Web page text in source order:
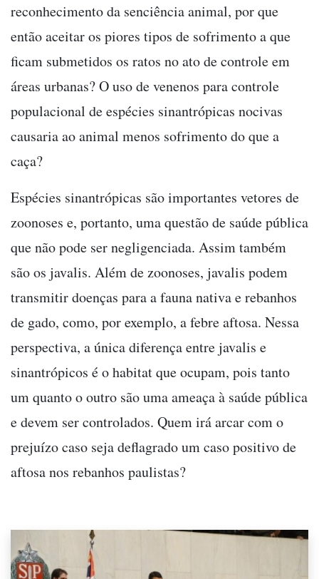
reconhecimento da senciência animal, por que
então aceitar os piores tipos de sofrimento a que
ficam submetidos os ratos no ato de controle em
áreas urbanas? O uso de venenos para controle
populacional de espécies sinantrópicas nocivas
causaria ao animal menos sofrimento do que a
caça?
Espécies sinantrópicas são importantes vetores de
zoonoses e, portanto, uma questão de saúde pública
que não pode ser negligenciada. Assim também
são os javalis. Além de zoonoses, javalis podem
transmitir doenças para a fauna nativa e rebanhos
de gado, como, por exemplo, a febre aftosa. Nessa
perspectiva, a única diferença entre javalis e
sinantrópicos é o habitat que ocupam, pois tanto
um quanto o outro são uma ameaça à saúde pública
e devem ser controlados. Quem irá arcar com o
prejuízo caso seja deflagrado um caso positivo de
aftosa nos rebanhos paulistas?